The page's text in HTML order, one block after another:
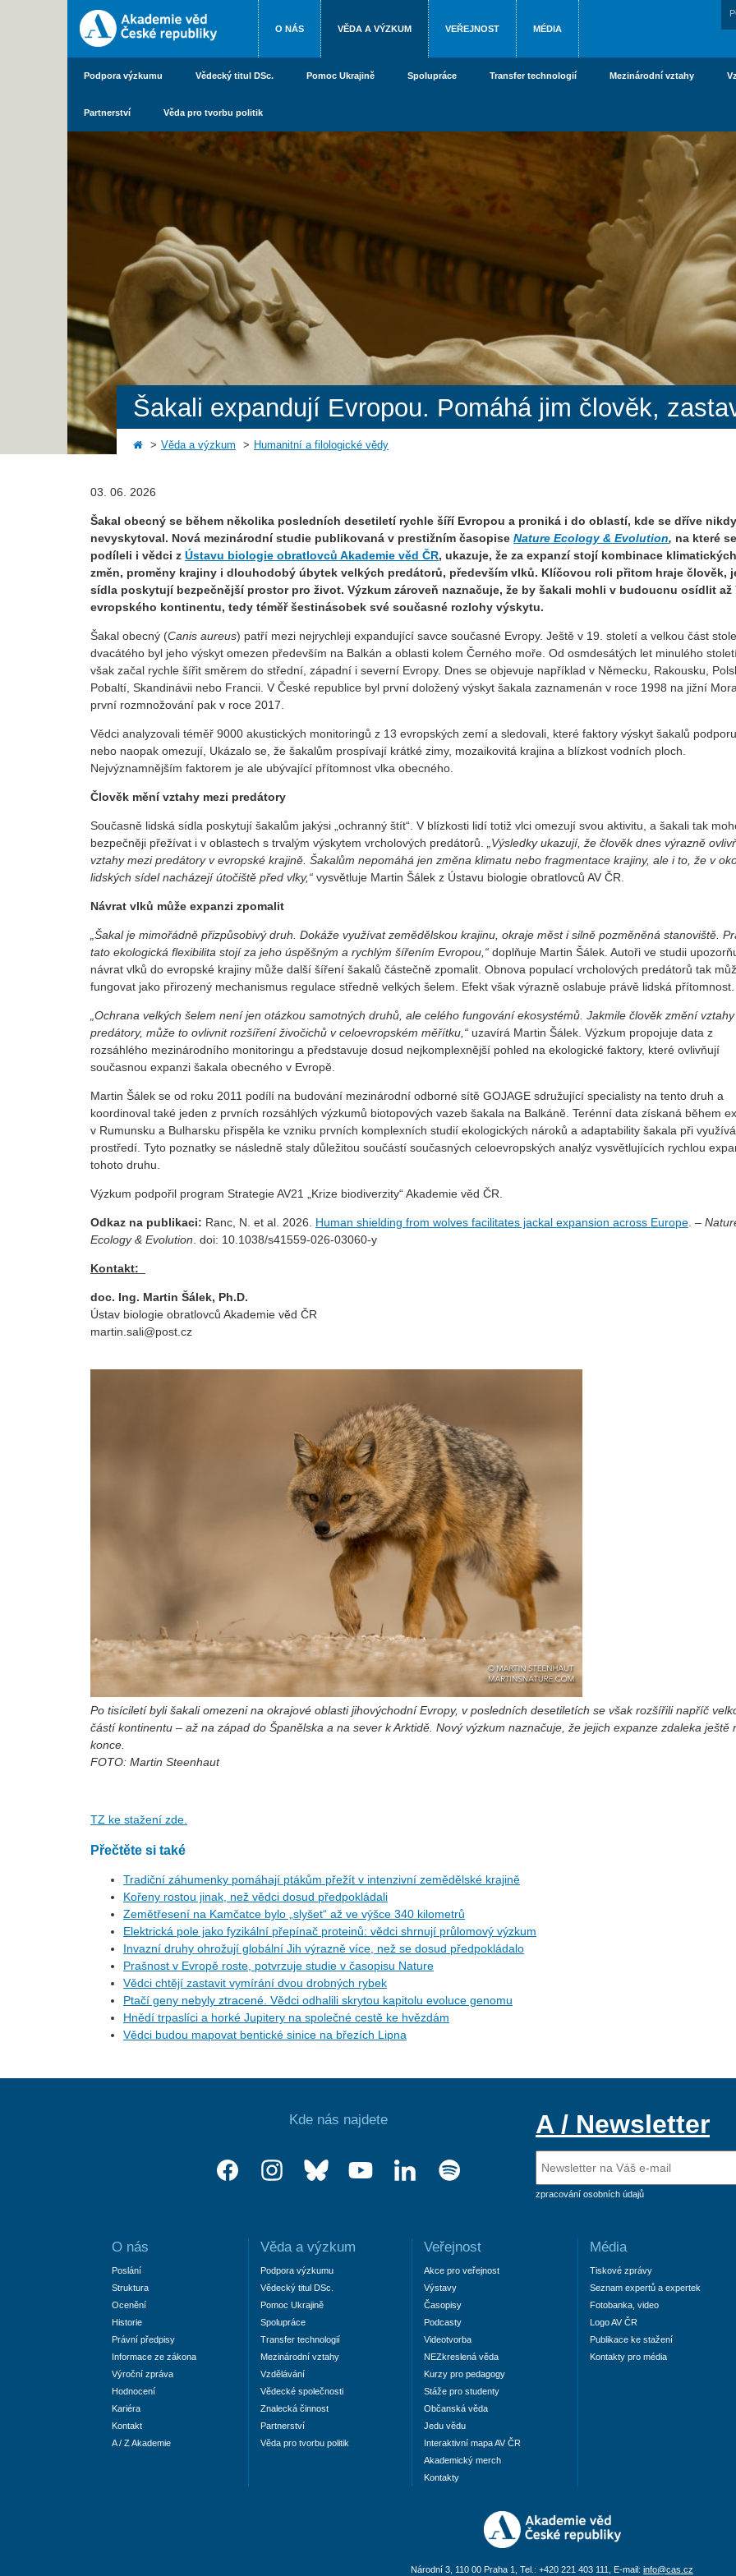
O NÁS VĚDA A VÝZKUM VEŘEJNOST MÉDIA
Podpora výzkumu Vědecký titul DSc. Pomoc Ukrajině Spolupráce Transfer technologií Mezinárodní vztahy
Partnerství Věda pro tvorbu politik
Šakali expandují Evropou. Pomáhá jim člověk,
Věda a výzkum Humanitní a filologické vědy
03. 06. 2026
Šakal obecný se během několika posledních desetiletí rychle šíří Evropou a proniká i do oblastí, kde se dříve nikdy
nevyskytoval. Nová mezinárodní studie publikovaná v prestižním časopise Nature Ecology & Evolution, na které se
podíleli i vědci z Ústavu biologie obratlovců Akademie věd ČR, ukazuje, že za expanzí stojí kombinace klimatických
změn, proměny krajiny i dlouhodobý úbytek velkých predátorů, především vlků. Klíčovou roli přitom hraje člověk,
sídla poskytují bezpečnější prostor pro život. Výzkum zároveň naznačuje, že by šakali mohli v budoucnu osídlit až
evropského kontinentu, tedy téměř šestinásobek své současné rozlohy výskytu.
Šakal obecný (Canis aureus) patří mezi nejrychleji expandující savce současné Evropy. Ještě v 19. století a velkou část
dvacátého byl jeho výskyt omezen především na Balkán a oblasti kolem Černého moře. Od osmdesátých let minulého
však začal rychle šířit směrem do střední, západní i severní Evropy. Dnes se objevuje například v Německu, Rakousku,
Pobaltí, Skandinávii nebo Francii. V České republice byl první doložený výskyt šakala zaznamenán v roce 1998 na jižní
první rozmnožování pak v roce 2017.
Vědci analyzovali téměř 9000 akustických monitoringů z 13 evropských zemí a sledovali, které faktory výskyt šakalů
nebo naopak omezují, Ukázalo se, že šakalům prospívají krátké zimy, mozaikovitá krajina a blízkost vodních ploch.
Nejvýznamnějším faktorem je ale ubývající přítomnost vlka obecného.
Člověk mění vztahy mezi predátory
Současně lidská sídla poskytují šakalům jakýsi „ochranný štít“. V blízkosti lidí totiž vlci omezují svou aktivitu, a šakali tak
bezpečněji přežívat i v oblastech s trvalým výskytem vrcholových predátorů. „Výsledky ukazují, že člověk dnes výrazně
vztahy mezi predátory v evropské krajině. Šakalům nepomáhá jen změna klimatu nebo fragmentace krajiny, ale i to, že v
lidských sídel nacházejí útočiště před vlky,“ vysvětluje Martin Šálek z Ústavu biologie obratlovců AV ČR.
Návrat vlků může expanzi zpomalit
„Šakal je mimořádně přizpůsobivý druh. Dokáže využívat zemědělskou krajinu, okraje měst i silně pozměněná stanoviště.
tato ekologická flexibilita stojí za jeho úspěšným a rychlým šířením Evropou,“ doplňuje Martin Šálek. Autoři ve studii
návrat vlků do evropské krajiny může další šíření šakalů částečně zpomalit. Obnova populací vrcholových predátorů tak
fungovat jako přirozený mechanismus regulace středně velkých šelem. Efekt však výrazně oslabuje právě lidská přítomnost.
„Ochrana velkých šelem není jen otázkou samotných druhů, ale celého fungování ekosystémů. Jakmile člověk změní
predátory, může to ovlivnit rozšíření živočichů v celoevropském měřítku,“ uzavírá Martin Šálek. Výzkum propojuje data z
rozsáhlého mezinárodního monitoringu a představuje dosud nejkomplexnější pohled na ekologické faktory, které ovlivňují
současnou expanzi šakala obecného v Evropě.
Martin Šálek se od roku 2011 podílí na budování mezinárodní odborné sítě GOJAGE sdružující specialisty na tento druh a
koordinoval také jeden z prvních rozsáhlých výzkumů biotopových vazeb šakala na Balkáně. Terénní data získaná během
v Rumunsku a Bulharsku přispěla ke vzniku prvních komplexních studií ekologických nároků a adaptability šakala při
prostředí. Tyto poznatky se následně staly důležitou součástí současných celoevropských analýz vysvětlujících rychlou
tohoto druhu.
Výzkum podpořil program Strategie AV21 „Krize biodiverzity“ Akademie věd ČR.
Odkaz na publikaci: Ranc, N. et al. 2026. Human shielding from wolves facilitates jackal expansion across Europe. –
Ecology & Evolution. doi: 10.1038/s41559-026-03060-y
Kontakt:
doc. Ing. Martin Šálek, Ph.D.
Ústav biologie obratlovců Akademie věd ČR
martin.sali@post.cz
Po tisíciletí byli šakali omezeni na okrajové oblasti jihovýchodní Evropy, v posledních desetiletích se však rozšířili napříč
částí kontinentu – až na západ do Španělska a na sever k Arktidě. Nový výzkum naznačuje, že jejich expanze zdaleka ještě
konce.
FOTO: Martin Steenhaut
TZ ke stažení zde.
Přečtěte si také
Tradiční záhumenky pomáhají ptákům přežít v intenzivní zemědělské krajině
Kořeny rostou jinak, než vědci dosud předpokládali
Zemětřesení na Kamčatce bylo „slyšet“ až ve výšce 340 kilometrů
Elektrická pole jako fyzikální přepínač proteinů: vědci shrnují průlomový výzkum
Invazní druhy ohrožují globální Jih výrazně více, než se dosud předpokládalo
Prašnost v Evropě roste, potvrzuje studie v časopisu Nature
Vědci chtějí zastavit vymírání dvou drobných rybek
Ptačí geny nebyly ztracené. Vědci odhalili skrytou kapitolu evoluce genomu
Hnědí trpaslíci a horké Jupitery na společné cestě ke hvězdám
Vědci budou mapovat bentické sinice na březích Lipna
Kde nás najdete A / Newsletter
zpracování osobních údajů
O nás
Poslání
Struktura
Ocenění
Historie
Právní předpisy
Informace ze zákona
Výroční zpráva
Hodnocení
Kariéra
Kontakt
A / Z Akademie
Věda a výzkum
Podpora výzkumu
Vědecký titul DSc.
Pomoc Ukrajině
Spolupráce
Transfer technologií
Mezinárodní vztahy
Vzdělávání
Vědecké společnosti
Znalecká činnost
Partnerství
Věda pro tvorbu politik
Veřejnost
Akce pro veřejnost
Výstavy
Časopisy
Podcasty
Videotvorba
NEZkreslená věda
Kurzy pro pedagogy
Stáže pro studenty
Občanská věda
Jedu vědu
Interaktivní mapa AV ČR
Akademický merch
Kontakty
Média
Tiskové zprávy
Seznam expertů a expertek
Fotobanka, video
Logo AV ČR
Publikace ke stažení
Kontakty pro média
Národní 3, 110 00 Praha 1, Tel.: +420 221 403 111, E-mail: info@cas.cz